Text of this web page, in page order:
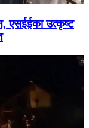
एसईईका उत्कृष्ट